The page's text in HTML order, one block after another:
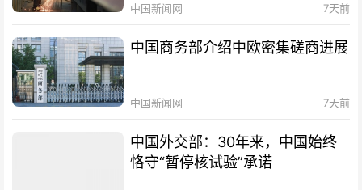
中国新闻网 7天前
中国商务部介绍中欧密集磋商进展
中国新闻网 7天前
中国外交部：30年来，中国始终
恪守“暂停核试验”承诺